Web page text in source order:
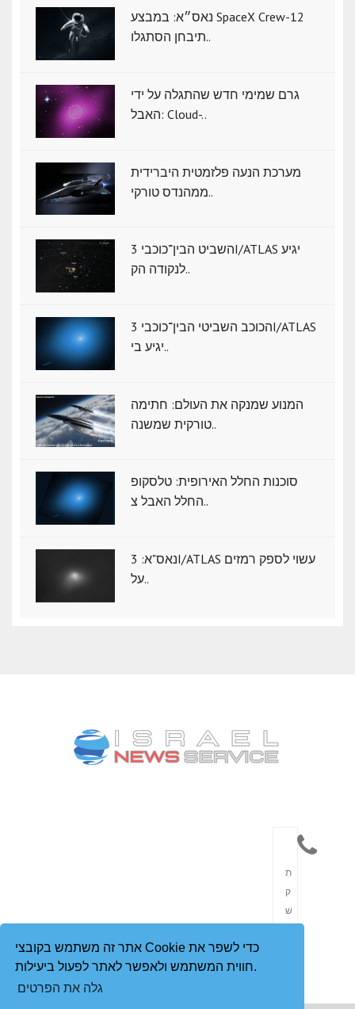
אתר זה משתמש בקובצי Cookie כדי לשפר את
חווית המשתמש ולאפשר לאתר לפעול ביעילות.
גלה את הפרטים
נאס״א: במבצע SpaceX Crew-12
תיבחן הסתגלו..
גרם שמימי חדש שהתגלה על ידי
האבל: Cloud-..
מערכת הנעה פלזמטית היברידית
ממהנדס טורקי..
השביט הבין־כוכבי 3I/ATLAS יגיע
לנקודה הק..
הכוכב השביטי הבין־כוכבי 3I/ATLAS
יגיע בי..
המנוע שמנקה את העולם: חתימה
טורקית שמשנה..
סוכנות החלל האירופית: טלסקופ
החלל האבל צ..
נאס"א: ‏3I/ATLAS עשוי לספק רמזים
על..
תִ
ק
שׁ